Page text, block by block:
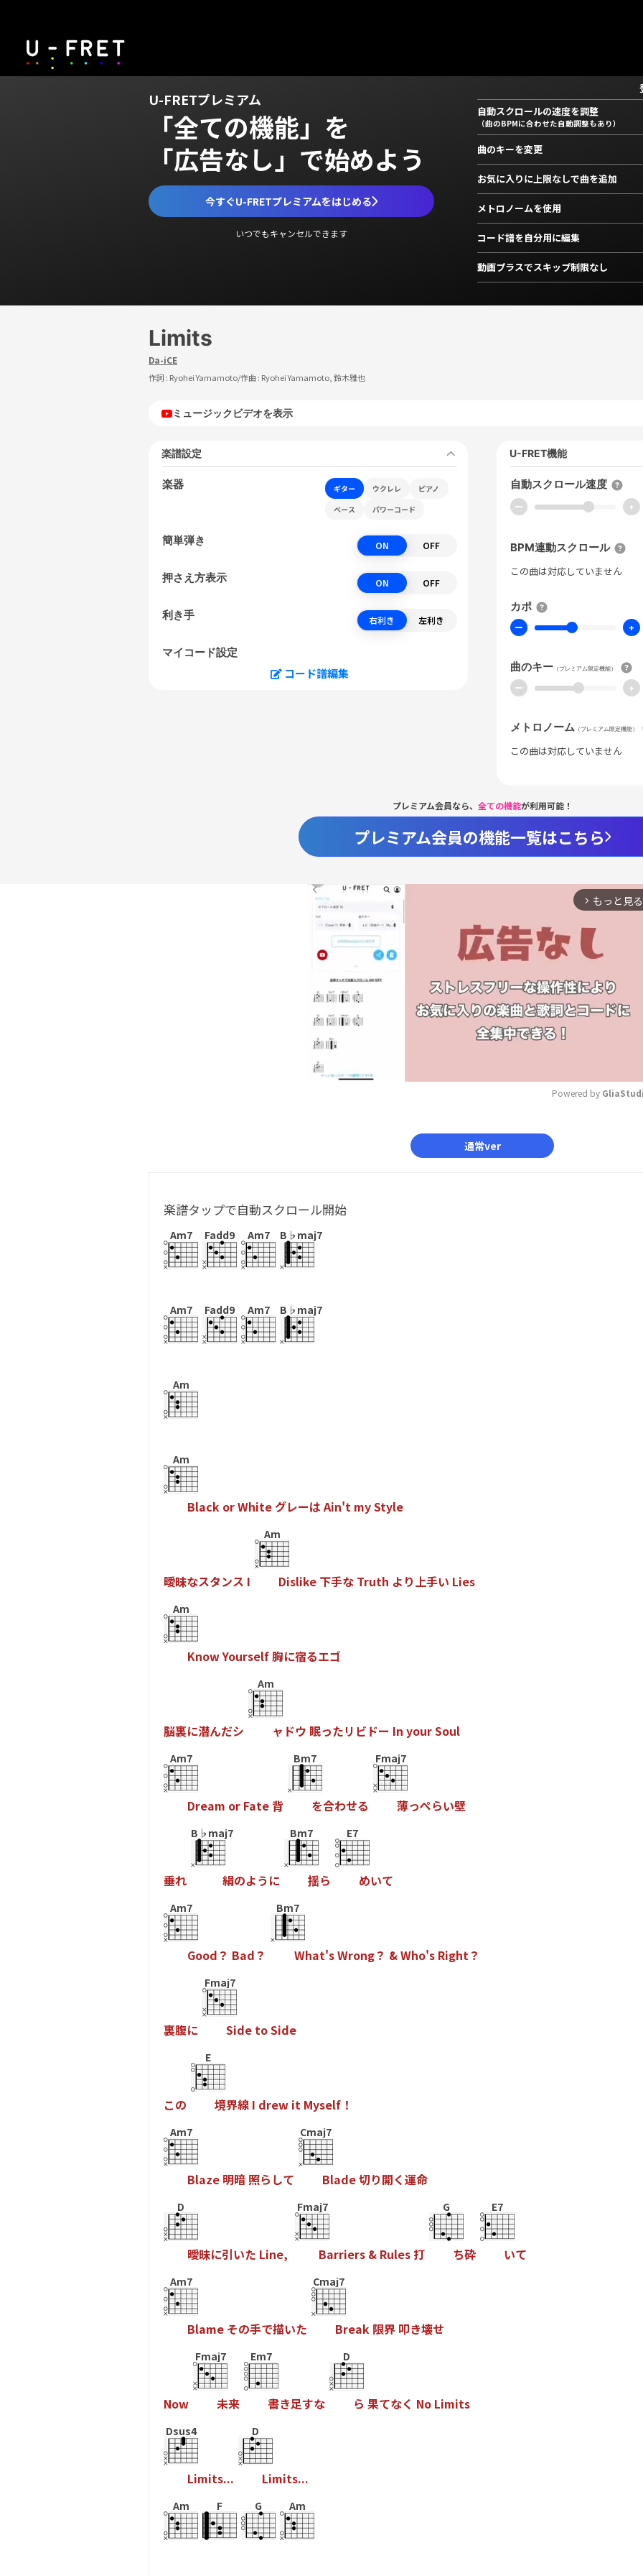
U-FRETプレミアム
「全ての機能」を
「広告なし」で始めよう
今すぐU-FRETプレミアムをはじめる
いつでもキャンセルできます
自動スクロールの速度を調整
（曲のBPMに合わせた自動調整もあり）
曲のキーを変更
お気に入りに上限なしで曲を追加
メトロノームを使用
コード譜を自分用に編集
動画プラスでスキップ制限なし
Limits
Da-iCE
作詞 : Ryohei Yamamoto/作曲 : Ryohei Yamamoto, 鈴木雅也
ミュージックビデオを表示
楽譜設定
楽器 ギター ウクレレ
ピアノ
ベース
パワーコード
簡単弾き ON OFF
押さえ方表示 ON OFF
利き手 右利き 左利き
マイコード設定
コード譜編集
U-FRET機能
自動スクロール速度
ー +
BPM連動スクロール
この曲は対応していません
カポ
ー +
曲のキー （プレミアム限定機能）
ー +
メトロノーム （プレミアム限定機能）
この曲は対応していません
プレミアム会員なら、 全ての機能が利用可能！
プレミアム会員の機能一覧はこちら
arrow_forward_ios もっと見る
Powered by
通常ver
楽譜タップで自動スクロール開始
Am7 Fadd9 Am7 B♭maj7
Am7 Fadd9 Am7 B♭maj7
Am
Am
Black orWhite グレーは Ain't myStyle
曖昧なスタンス I
Am
Dislike 下手な Truth よ り上手い Lies
Am
KnowYourself胸に宿るエゴ
脳裏に潜んだシ
Am
ャ ドウ 眠ったリ ビ ドー In yourSoul
Am7
Dream or Fate 背
Bm7
を合わせる
Fmaj7
薄っぺらい壁
垂れ
B♭maj7
絹のよう に
Bm7
揺ら
E7
めいて
Am7
Good ？ Bad ？
Bm7
What'sWrong？ &Who's Right？
裏腹に
Fmaj7
Side toSide
この
E
境界線 I drew it Myself ！
Am7
Blaze 明暗 照ら して
Cmaj7
Blade切り開く運命
D
曖昧に引いた Line,
Fmaj7
Barriers & Rules 打
G
ち砕
E7
いて
Am7
Blame その手で描いた
Cmaj7
Break 限界 叩き壊せ
Now
Fmaj7
未来
Em7
書き足すな
D
ら 果てなく No Limits
Dsus4
Limits...
D
Limits...
Am F G Am